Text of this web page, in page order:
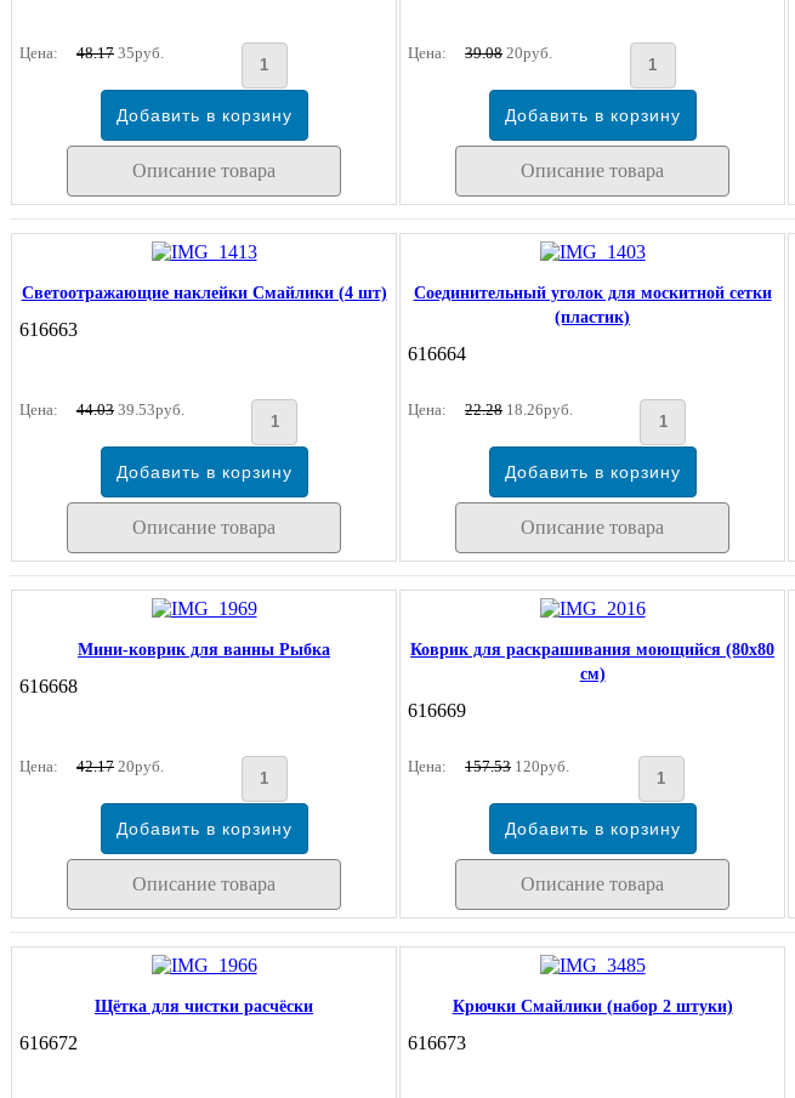
Цена: 48.17 35руб.
Описание товара
Цена: 39.08 20руб.
Описание товара
Светоотражающие наклейки Смайлики (4 шт)
616663
Цена: 44.03 39.53руб.
Описание товара
Соединительный уголок для москитной сетки
(пластик)
616664
Цена: 22.28 18.26руб.
Описание товара
Мини-коврик для ванны Рыбка
616668
Цена: 42.17 20руб.
Описание товара
Коврик для раскрашивания моющийся (80х80
см)
616669
Цена: 157.53 120руб.
Описание товара
Щётка для чистки расчёски
616672
Крючки Смайлики (набор 2 штуки)
616673